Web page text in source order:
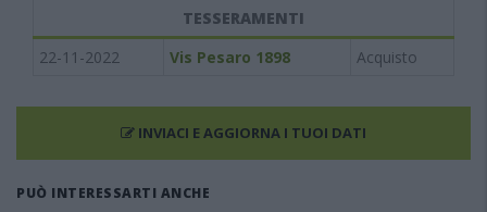
TESSERAMENTI
22-11-2022
Vis Pesaro 1898 Acquisto
INVIACI E AGGIORNA I TUOI DATI
PUÒ INTERESSARTI ANCHE